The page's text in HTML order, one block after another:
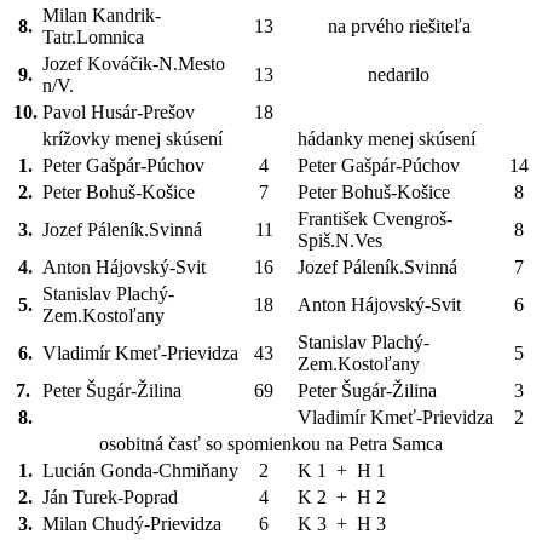
8.
Milan Kandrik-
Tatr.Lomnica
13 na prvého riešiteľa
9.
Jozef Kováčik-N.Mesto
n/V.
13
nedarilo
10. Pavol Husár-Prešov
18
krížovky menej skúsení
hádanky menej skúsení
1. Peter Gašpár-Púchov 4 Peter Gašpár-Púchov
14
2. Peter Bohuš-Košice 7 Peter Bohuš-Košice
8
3. Jozef Páleník.Svinná 11
František Cvengroš-
Spiš.N.Ves
8
4. Anton Hájovský-Svit 16 Jozef Páleník.Svinná
7
5.
Stanislav Plachý-
Zem.Kostoľany
18 Anton Hájovský-Svit 6
6. Vladimír Kmeť-Prievidza 43
Stanislav Plachý-
Zem.Kostoľany
5
7. Peter Šugár-Žilina 69 Peter Šugár-Žilina
3
8.
Vladimír Kmeť-Prievidza
2
osobitná časť so spomienkou na Petra Samca
1. Lucián Gonda-Chmiňany 2
K 1 + H 1
2. Ján Turek-Poprad 4
K 2 + H 2
3. Milan Chudý-Prievidza 6 K 3 + H 3